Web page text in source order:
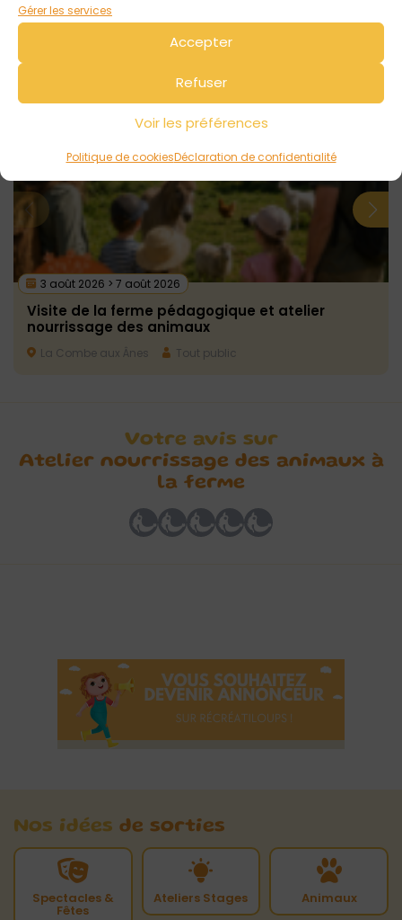
Gérer les services
Accepter
Refuser
Voir les préférences
Politique de cookiesDéclaration de confidentialité
obligatoire).
Autres événementsà venir
3 août 2026 > 7 août 2026
Visite de la ferme pédagogique et atelier
nourrissage des animaux
La Combe aux Ânes Tout public
Votre avis sur
Atelier nourrissage des animaux à
la ferme
Nos idées de sorties
Spectacles &
Fêtes
Ateliers Stages Animaux